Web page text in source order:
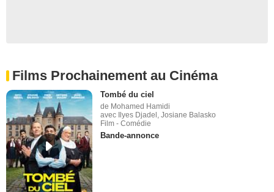
Films Prochainement au Cinéma
Tombé du ciel
de Mohamed Hamidi
avec Ilyes Djadel, Josiane Balasko
Film - Comédie
Bande-annonce